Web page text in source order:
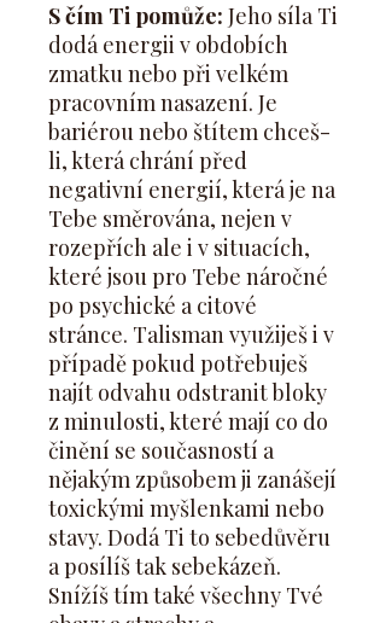
S čím Ti pomůže: Jeho síla Ti
dodá energii v obdobích
zmatku nebo při velkém
pracovním nasazení. Je
bariérou nebo štítem chceš-
li, která chrání před
negativní energií, která je na
Tebe směrována, nejen v
rozepřích ale i v situacích,
které jsou pro Tebe náročné
po psychické a citové
stránce. Talisman využiješ i v
případě pokud potřebuješ
najít odvahu odstranit bloky
z minulosti, které mají co do
činění se současností a
nějakým způsobem ji zanášejí
toxickými myšlenkami nebo
stavy. Dodá Ti to sebedůvěru
a posílíš tak sebekázeň.
Snížíš tím také všechny Tvé